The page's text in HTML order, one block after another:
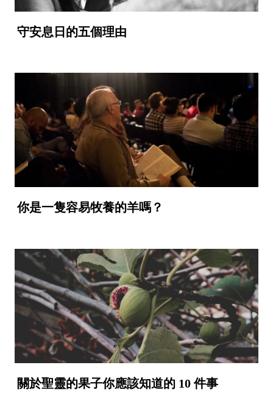
守安息日的五個理由
你是一隻容易牧養的羊嗎？
關於聖靈的果子你應該知道的 10 件事